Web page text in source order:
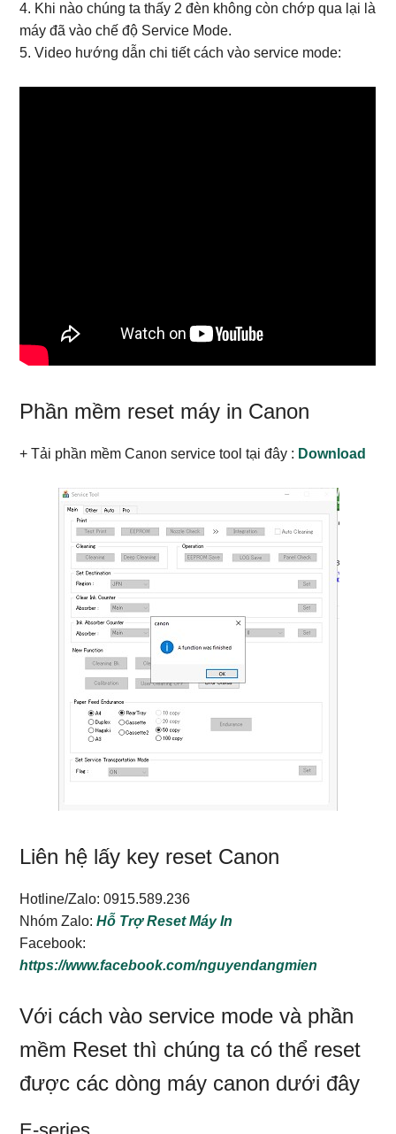
4. Khi nào chúng ta thấy 2 đèn không còn chớp qua lại là
máy đã vào chế độ Service Mode.
5. Video hướng dẫn chi tiết cách vào service mode:
Phần mềm reset máy in Canon
+ Tải phần mềm Canon service tool tại đây : Download
Liên hệ lấy key reset Canon
Hotline/Zalo: 0915.589.236
Nhóm Zalo:Hỗ Trợ Reset Máy In
Facebook:
https://www.facebook.com/nguyendangmien
Với cách vào service mode và phần
mềm Reset thì chúng ta có thể reset
được các dòng máy canon dưới đây